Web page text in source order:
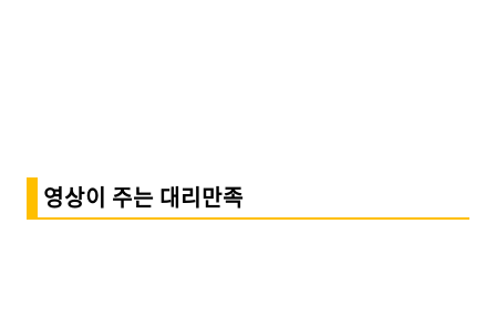
영상이 주는 대리만족